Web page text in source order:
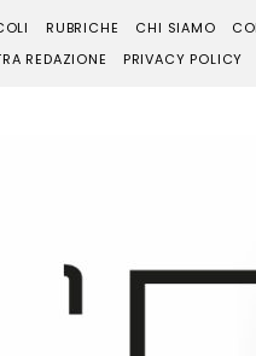
RUBRICHE CHI SIAMO
REDAZIONE
PRIVACY POLICY